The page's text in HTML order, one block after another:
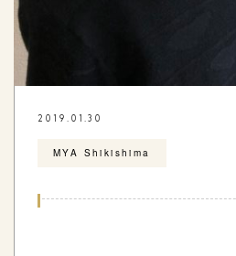
2019.01.30
MYA Shikishima